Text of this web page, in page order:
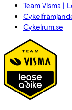
Team Visma |
Cykelrum.se